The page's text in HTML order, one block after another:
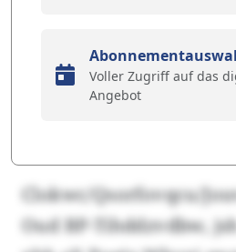
Voller Zugriff auf das
Angebot
Clokwc/Qsorfovqcu/
Oud BP-Tihddzvdbw,